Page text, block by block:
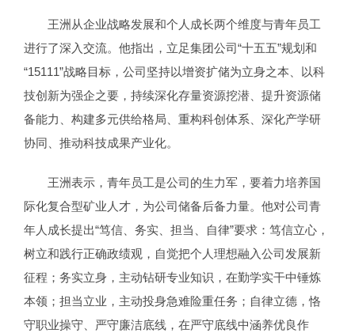
王洲从企业战略发展和个人成长两个维度与青年员工
进行了深入交流。他指出，立足集团公司“十五五”规划和
“15111”战略目标，公司坚持以增资扩储为立身之本、以科
技创新为强企之要，持续深化存量资源挖潜、提升资源储
备能力、构建多元供给格局、重构科创体系、深化产学研
协同、推动科技成果产业化。
王洲表示，青年员工是公司的生力军，要着力培养国
际化复合型矿业人才，为公司储备后备力量。他对公司青
年人成长提出“笃信、务实、担当、自律”要求：笃信立心，
树立和践行正确政绩观，自觉把个人理想融入公司发展新
征程；务实立身，主动钻研专业知识，在勤学实干中锤炼
本领；担当立业，主动投身急难险重任务；自律立德，恪
守职业操守、严守廉洁底线，在严守底线中涵养优良作